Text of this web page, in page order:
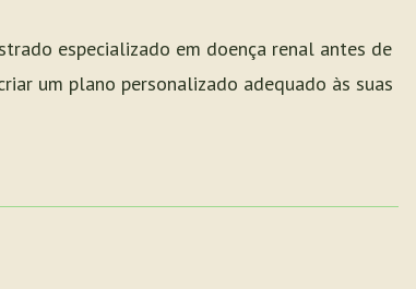
especializado em doença renal antes de
um plano personalizado adequado às suas